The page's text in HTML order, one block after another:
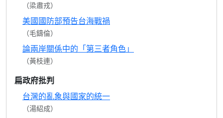
（梁肅戎）
美國國防部預告台海戰禍
（毛鑄倫）
論兩岸關係中的「第三者角色」
（黃枝連）
扁政府批判
台灣的亂象與國家的統一
（湯紹成）